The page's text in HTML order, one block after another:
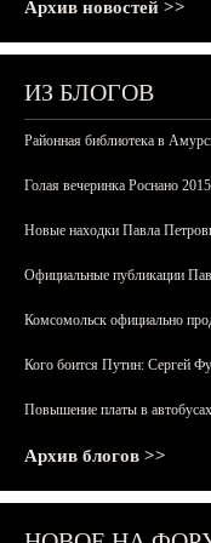
Архив новостей >>
ИЗ БЛОГОВ
Районная библиотека в
Голая вечеринка Роснано
Новые находки Павла
Официальные публикации
Комсомольск официально
Кого боится Путин: Сергей
Повышение платы в автобусах
Архив блогов >>